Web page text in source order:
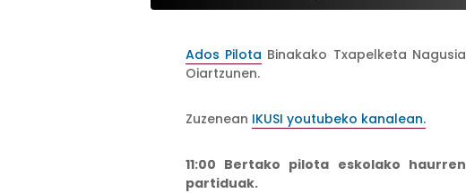
Ados Pilota Binakako Txapelketa Nagusia
Oiartzunen.
Zuzenean IKUSI youtubeko kanalean.
11:00 Bertako pilota eskolako haurren
partiduak.